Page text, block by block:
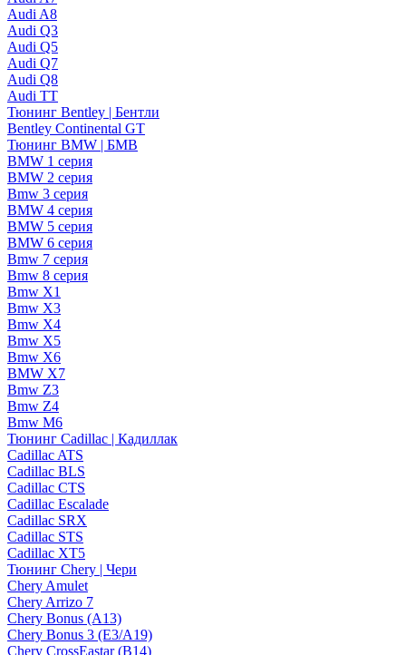
Audi A8
Audi Q3
Audi Q5
Audi Q7
Audi Q8
Audi TT
Тюнинг Bentley | Бентли
Bentley Continental GT
Тюнинг BMW | БМВ
BMW 1 серия
BMW 2 серия
Bmw 3 серия
BMW 4 серия
BMW 5 серия
BMW 6 серия
Bmw 7 серия
Bmw 8 серия
Bmw X1
Bmw X3
Bmw X4
Bmw X5
Bmw X6
BMW X7
Bmw Z3
Bmw Z4
Bmw М6
Тюнинг Cadillac | Кадиллак
Cadillac ATS
Cadillac BLS
Cadillac CTS
Cadillac Escalade
Cadillac SRX
Cadillac STS
Cadillac XT5
Тюнинг Chery | Чери
Chery Amulet
Chery Arrizo 7
Chery Bonus (A13)
Chery Bonus 3 (E3/A19)
Chery CrossEastar (B14)